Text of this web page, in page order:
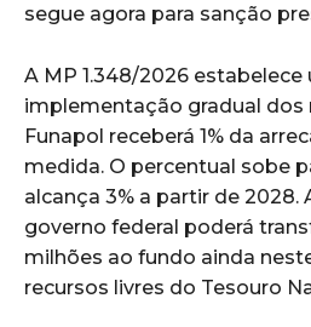
segue agora para sanção
A MP 1.348/2026
implementação gradual dos
Funapol receberá 1% da
medida. O percentual sobe
alcança 3% a partir de 2028.
governo federal poderá
milhões ao fundo ainda
recursos livres do Tesouro